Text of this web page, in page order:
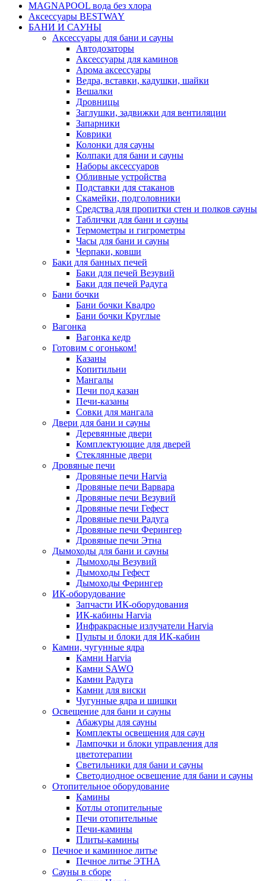
MAGNAPOOL вода без хлора
Аксессуары BESTWAY
БАНИ И САУНЫ
Аксессуары для бани и сауны
Автодозаторы
Аксессуары для каминов
Арома аксессуары
Ведра, вставки, кадушки, шайки
Вешалки
Дровницы
Заглушки, задвижки для вентиляции
Запарники
Коврики
Колонки для сауны
Колпаки для бани и сауны
Наборы аксессуаров
Обливные устройства
Подставки для стаканов
Скамейки, подголовники
Средства для пропитки стен и полков сауны
Таблички для бани и сауны
Термометры и гигрометры
Часы для бани и сауны
Черпаки, ковши
Баки для банных печей
Баки для печей Везувий
Баки для печей Радуга
Бани бочки
Бани бочки Квадро
Бани бочки Круглые
Вагонка
Вагонка кедр
Готовим с огоньком!
Казаны
Копитильни
Мангалы
Печи под казан
Печи-казаны
Совки для мангала
Двери для бани и сауны
Деревянные двери
Комплектующие для дверей
Стеклянные двери
Дровяные печи
Дровяные печи Harvia
Дровяные печи Варвара
Дровяные печи Везувий
Дровяные печи Гефест
Дровяные печи Радуга
Дровяные печи Ферингер
Дровяные печи Этна
Дымоходы для бани и сауны
Дымоходы Везувий
Дымоходы Гефест
Дымоходы Ферингер
ИК-оборудование
Запчасти ИК-оборудования
ИК-кабины Harvia
Инфракрасные излучатели Harvia
Пульты и блоки для ИК-кабин
Камни, чугунные ядра
Камни Harvia
Камни SAWO
Камни Радуга
Камни для виски
Чугунные ядра и шишки
Освещение для бани и сауны
Абажуры для сауны
Комплекты освещения для саун
Лампочки и блоки управления для
цветотерапии
Светильники для бани и сауны
Светодиодное освещение для бани и сауны
Отопительное оборудование
Камины
Котлы отопительные
Печи отопительные
Печи-камины
Плиты-камины
Печное и каминное литье
Печное литье ЭТНА
Сауны в сборе